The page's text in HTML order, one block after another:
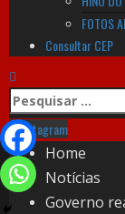
FOTOS
Consultar CEP
Instagram
Home
Notícias
Governo